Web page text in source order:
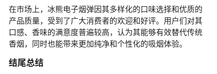
在市场上，冰熊电子烟弹因其多样化的口味选择和优质的
产品质量，受到了广大消费者的欢迎和好评。用户们对其
口感、香味的满意度普遍较高，认为其能够有效替代传统
香烟，同时也能带来更加纯净和个性化的吸烟体验。
结尾总结